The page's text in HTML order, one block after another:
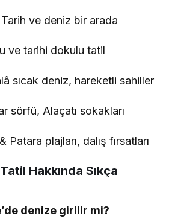
ve deniz bir arada
ve tarihi dokulu tatil
sıcak deniz, hareketli sahiller
sörfü, Alaçatı sokakları
plajları, dalış fırsatları
Hakkında Sıkça
denize girilir mi?